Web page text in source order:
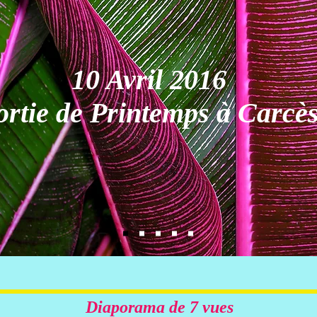
10 Avril 2016
de Printemps à
Diaporama de 7 vues